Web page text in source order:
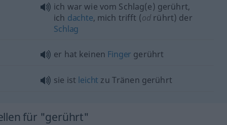
ich war wie vom Schlag(e) gerührt,
ich dachte, mich trifft (od rührt) der
Schlag
er hat keinen Finger gerührt
sie ist leicht zu Tränen gerührt
für "gerührt"